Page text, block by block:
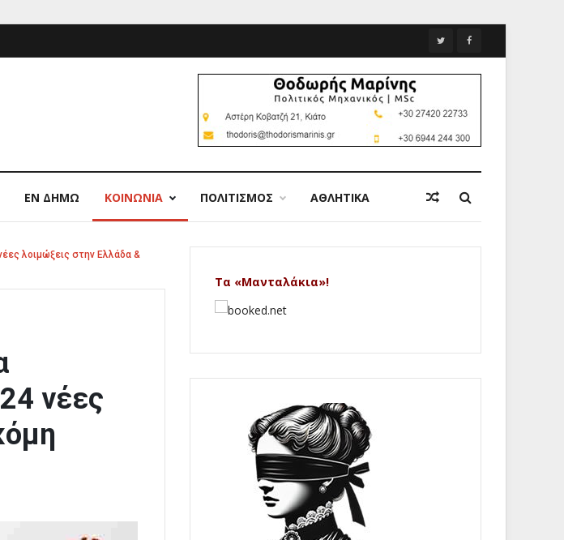
ΕΝ ΔΗΜΩ ΚΟΙΝΩΝΙΑ ΠΟΛΙΤΙΣΜΟΣ ΑΘΛΗΤΙΚΑ
λοιμώξεις στην Ελλάδα &
νέες
Τα «Μανταλάκια»!